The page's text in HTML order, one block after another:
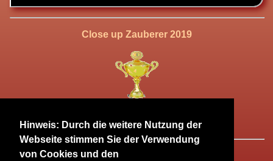
Hinweis: Durch die weitere Nutzung der
Webseite stimmen Sie der Verwendung
von Cookies und den
Close up Zauberer 2019
der Christian Magicians UK
Impressum